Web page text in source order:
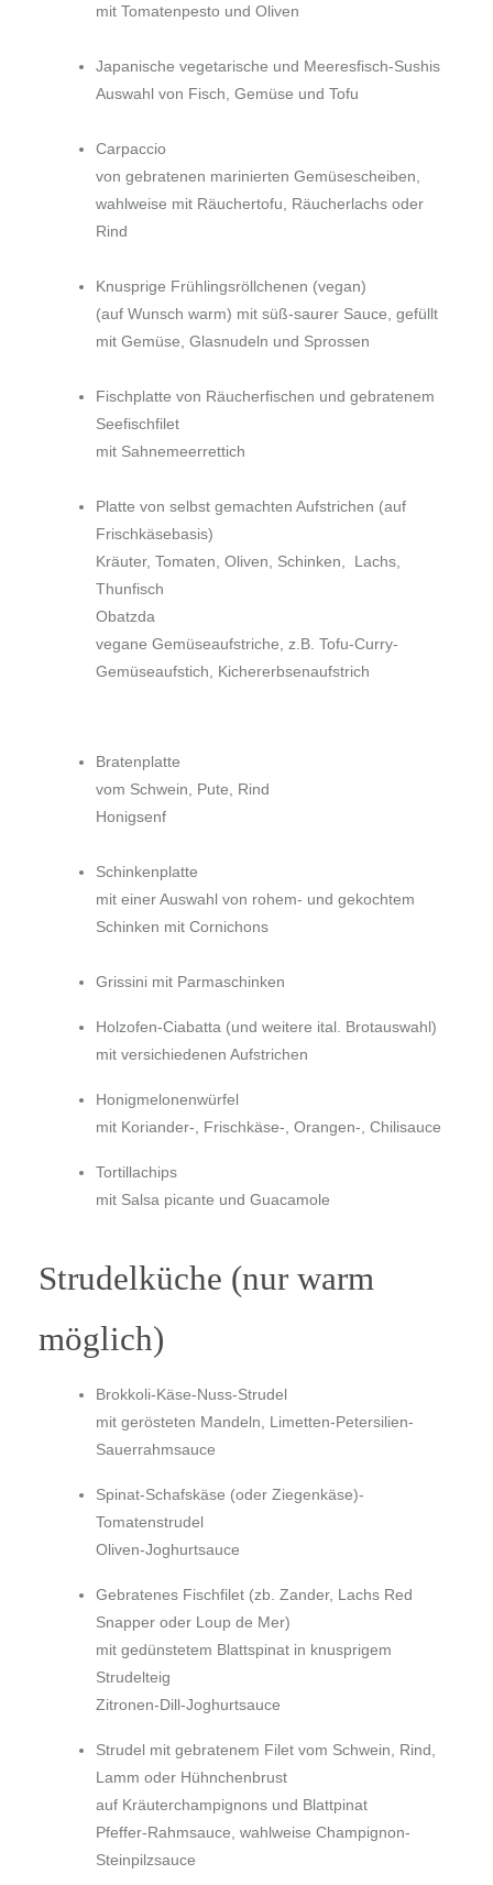
mit Tomatenpesto und Oliven
Japanische vegetarische und Meeresfisch-Sushis
Auswahl von Fisch, Gemüse und Tofu
Carpaccio
von gebratenen marinierten Gemüsescheiben,
wahlweise mit Räuchertofu, Räucherlachs oder
Rind
Knusprige Frühlingsröllchenen (vegan)
(auf Wunsch warm) mit süß-saurer Sauce, gefüllt
mit Gemüse, Glasnudeln und Sprossen
Fischplatte von Räucherfischen und gebratenem
Seefischfilet
mit Sahnemeerrettich
Platte von selbst gemachten Aufstrichen (auf
Frischkäsebasis)
Kräuter, Tomaten, Oliven, Schinken, Lachs,
Thunfisch
Obatzda
vegane Gemüseaufstriche, z.B. Tofu-Curry-
Gemüseaufstich, Kichererbsenaufstrich
Bratenplatte
vom Schwein, Pute, Rind
Honigsenf
Schinkenplatte
mit einer Auswahl von rohem- und gekochtem
Schinken mit Cornichons
Grissini mit Parmaschinken
Holzofen-Ciabatta (und weitere ital. Brotauswahl)
mit versichiedenen Aufstrichen
Honigmelonenwürfel
mit Koriander-, Frischkäse-, Orangen-, Chilisauce
Tortillachips
mit Salsa picante und Guacamole
Strudelküche (nur warm
möglich)
Brokkoli-Käse-Nuss-Strudel
mit gerösteten Mandeln, Limetten-Petersilien-
Sauerrahmsauce
Spinat-Schafskäse (oder Ziegenkäse)-
Tomatenstrudel
Oliven-Joghurtsauce
Gebratenes Fischfilet (zb. Zander, Lachs Red
Snapper oder Loup de Mer)
mit gedünstetem Blattspinat in knusprigem
Strudelteig
Zitronen-Dill-Joghurtsauce
Strudel mit gebratenem Filet vom Schwein, Rind,
Lamm oder Hühnchenbrust
auf Kräuterchampignons und Blattpinat
Pfeffer-Rahmsauce, wahlweise Champignon-
Steinpilzsauce